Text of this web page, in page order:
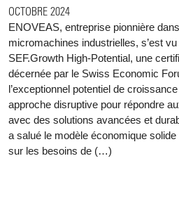
OCTOBRE 2024
ENOVEAS, entreprise pionnière
micromachines industrielles, s’est
SEF.Growth High-Potential, une
décernée par le Swiss Economic
l’exceptionnel potentiel de
approche disruptive pour répondre
avec des solutions avancées et
a salué le modèle économique solide
sur les besoins de (…)